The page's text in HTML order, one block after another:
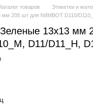
Каталог товаров
Этикетки и
205 шт для NIIMBOT D110/
Зеленые 13х13 мм
D11/D11_H,